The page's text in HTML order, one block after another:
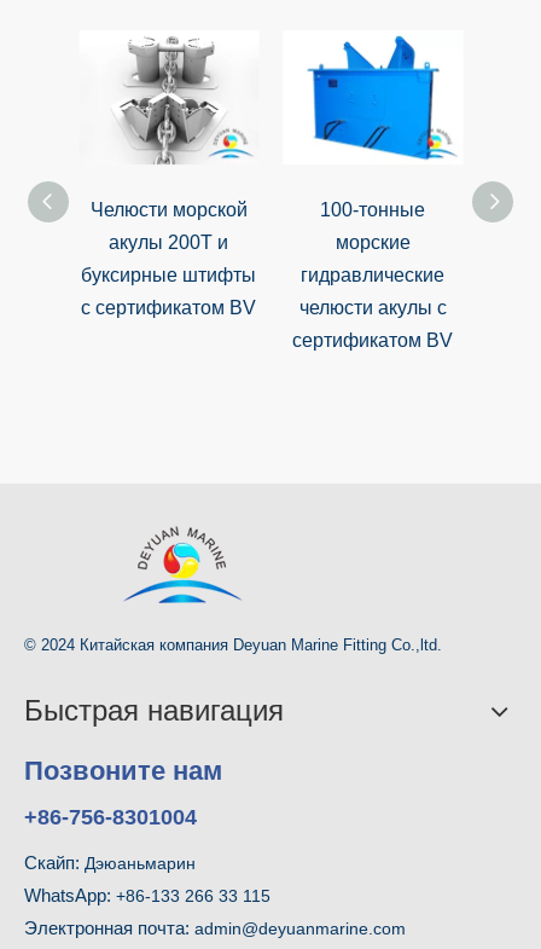
Челюсти морской
акулы 200T и
буксирные штифты
с сертификатом BV
100-тонные
морские
гидравлические
челюсти акулы с
сертификатом BV
© 2024 Китайская компания Deyuan Marine Fitting Co.,ltd.
Быстрая навигация
Позвоните нам
+86-756-8301004
Скайп: Дэюаньмарин
WhatsApp: +86-133 266 33 115
Электронная почта: admin@deyuanmarine.com